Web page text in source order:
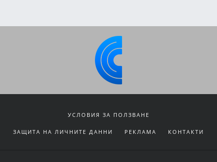
УСЛОВИЯ ЗА ПОЛЗВАНЕ
ЗАЩИТА НА ЛИЧНИТЕ ДАННИ РЕКЛАМА КОНТАКТИ